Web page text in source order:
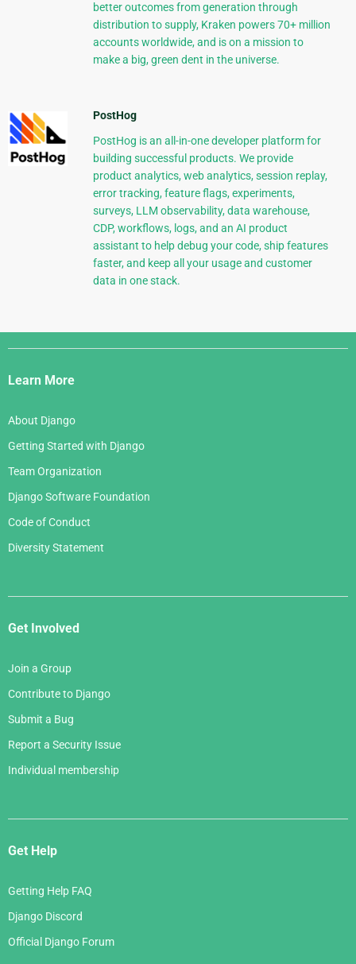
better outcomes from generation through
distribution to supply, Kraken powers 70+ million
accounts worldwide, and is on a mission to
make a big, green dent in the universe.
PostHog
PostHog is an all-in-one developer platform for
building successful products. We provide
product analytics, web analytics, session replay,
error tracking, feature flags, experiments,
surveys, LLM observability, data warehouse,
CDP, workflows, logs, and an AI product
assistant to help debug your code, ship features
faster, and keep all your usage and customer
data in one stack.
Django
Links
Learn More
About Django
Getting Started with Django
Team Organization
Django Software Foundation
Code of Conduct
Diversity Statement
Get Involved
Join a Group
Contribute to Django
Submit a Bug
Report a Security Issue
Individual membership
Get Help
Getting Help FAQ
Django Discord
Official Django Forum